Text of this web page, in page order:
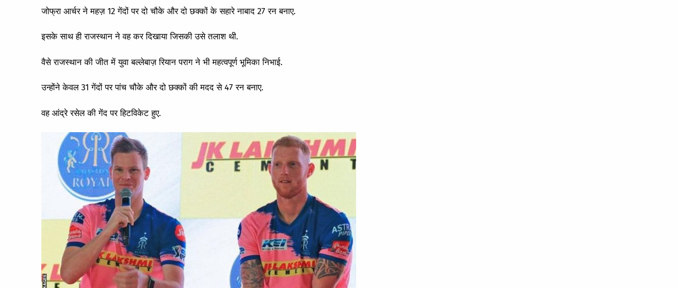
जोफ्रा आर्चर ने महज़ 12 गेंदों पर दो चौके और दो छक्कों के सहारे नाबाद 27 रन बनाए.
इसके साथ ही राजस्थान ने वह कर दिखाया जिसकी उसे तलाश थी.
वैसे राजस्थान की जीत में युवा बल्लेबाज़ रियान पराग ने भी महत्वपूर्ण भूमिका निभाई.
उन्होंने केवल 31 गेंदों पर पांच चौके और दो छक्कों की मदद से 47 रन बनाए.
वह आंद्रे रसेल की गेंद पर हिटविकेट हुए.